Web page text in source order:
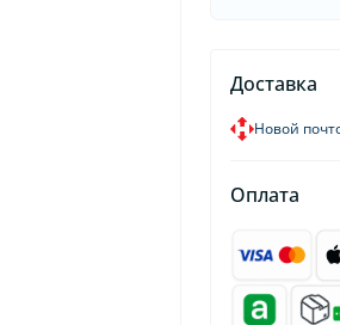
Доставка
Новой
Оплата